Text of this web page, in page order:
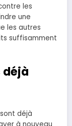
les
une
les autres
suffisamment
déjà
à nouveau